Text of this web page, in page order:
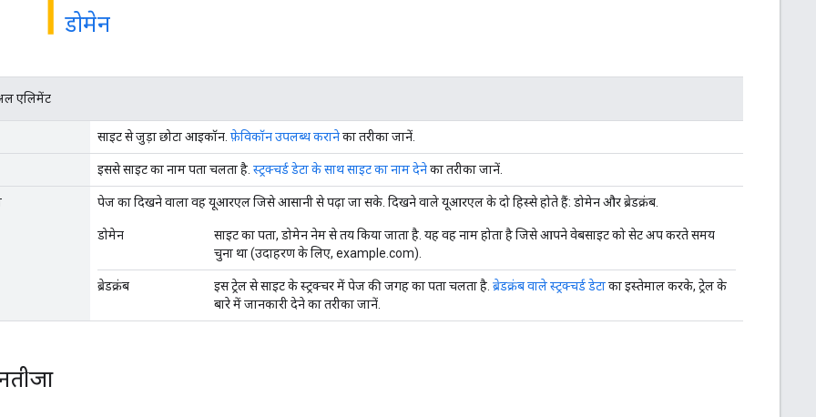
डोमेन
एलिमेंट
साइट से जुड़ा छोटा आइकॉन. फ़ेविकॉन उपलब्ध करानेका तरीका जानें.
इससे साइट का नाम पता चलता है. स्ट्रक्चर्ड डेटा के साथ साइट का नाम देनेका तरीका जानें.
पेज का दिखने वाला वह यूआरएल जिसे आसानी से पढ़ा जा सके. दिखने वाले यूआरएल के दो हिस्से होते हैं: डोमेन और ब्रेडक्रंब.
डोमेन
साइट का पता, डोमेन नेम से तय किया जाता है. यह वह नाम होता है जिसे आपने वेबसाइट को सेट अप करते समय
चुना था (उदाहरण के लिए, example.com).
ब्रेडक्रंब इस ट्रेल से साइट के स्ट्रक्चर में पेज की जगह का पता चलता है. ब्रेडक्रंब वाले स्ट्रक्चर्ड डेटाका इस्तेमाल करके, ट्रेल के
बारे में जानकारी देने का तरीका जानें.